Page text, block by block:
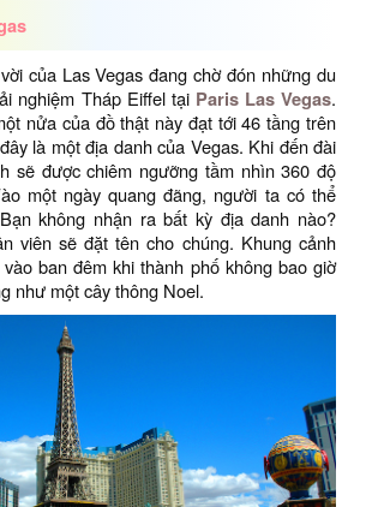
của Las Vegas đang chờ đón những du
nghiệm Tháp Eiffel tại Paris Las Vegas.
nửa của đồ thật này đạt tới 46 tầng trên
là một địa danh của Vegas. Khi đến đài
sẽ được chiêm ngưỡng tầm nhìn 360 độ
một ngày quang đãng, người ta có thể
không nhận ra bất kỳ địa danh nào?
viên sẽ đặt tên cho chúng. Khung cảnh
ban đêm khi thành phố không bao giờ
như một cây thông Noel.